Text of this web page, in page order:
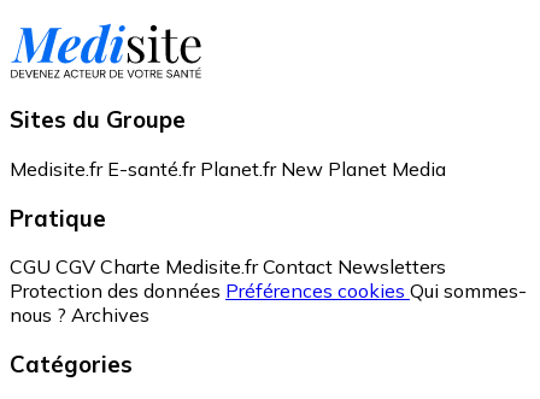
Sites du Groupe
Medisite.fr E-santé.fr Planet.fr New Planet Media
Pratique
CGU CGV Charte Medisite.fr Contact Newsletters
Protection des données Préférences cookies Qui sommes-
nous ? Archives
Catégories